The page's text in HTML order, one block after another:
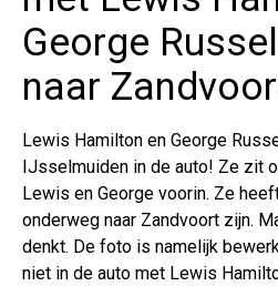
George
naar
Lewis Hamilton en George
IJsselmuiden in de auto! Ze zit
Lewis en George voorin. Ze
onderweg naar Zandvoort zijn.
denkt. De foto is namelijk
niet in de auto met Lewis